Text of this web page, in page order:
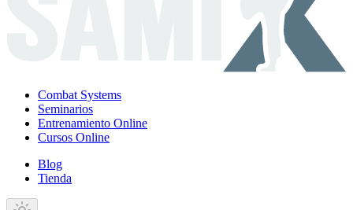
Combat Systems
Seminarios
Entrenamiento Online
Cursos Online
Blog
Tienda